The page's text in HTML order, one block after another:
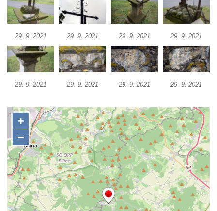
Boží muka u domu čp. 392 na rohu ulic Na
Hradčanech a Palackého v Roudnici nad
Kříž v centru Liběšic
Kříž na návsi v Chouči
Kříž na návsi v Dobrčicích
Kříž u domu čp. 3 v Chrámcích
Kříž u polní cesty severozápadně od Kozel
Údajný kříž na návsi v Kozlech
Centrální kříž hřbitova v Kozlech
Kříž východně od Oparna u cesty na Lovoš
Pamětní kříž na Lovoši
29. 9. 2021 29. 9. 2021 29. 9. 2021 29. 9. 2021
29. 9. 2021 29. 9. 2021 29. 9. 2021 29. 9. 2021